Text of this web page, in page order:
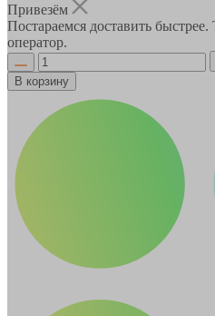
Привезём
Постараемся доставить
оператор.
В корзину